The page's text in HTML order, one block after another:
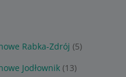
Rabka-Zdrój (5)
Jodłownik (13)